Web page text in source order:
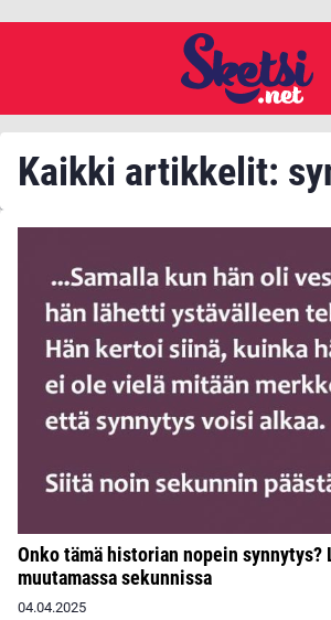
Kaikki artikkelit:
Onko tämä historian nopein synnytys?
muutamassa sekunnissa
04.04.2025